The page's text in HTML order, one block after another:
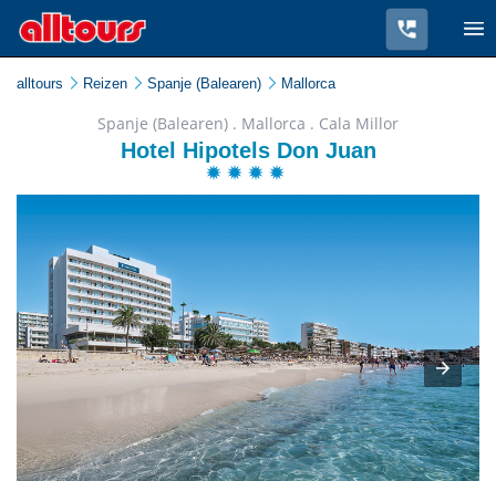
alltours Reizen Spanje (Balearen) Mallorca
Spanje (Balearen) . Mallorca . Cala Millor
Hotel Hipotels Don Juan